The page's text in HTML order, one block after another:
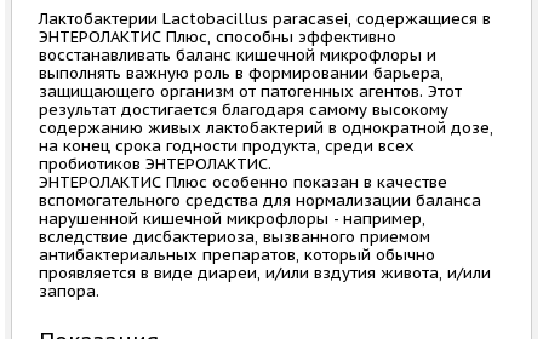
Лактобактерии Lactobacillus paracasei, содержащиеся в
ЭНТЕРОЛАКТИС Плюс, способны эффективно
восстанавливать баланс кишечной микрофлоры и
выполнять важную роль в формировании барьера,
защищающего организм от патогенных агентов. Этот
результат достигается благодаря самому высокому
содержанию живых лактобактерий в однократной дозе,
на конец срока годности продукта, среди всех
пробиотиков ЭНТЕРОЛАКТИС.
ЭНТЕРОЛАКТИС Плюс особенно показан в качестве
вспомогательного средства для нормализации баланса
нарушенной кишечной микрофлоры - например,
вследствие дисбактериоза, вызванного приемом
антибактериальных препаратов, который обычно
проявляется в виде диареи, и/или вздутия живота, и/или
запора.